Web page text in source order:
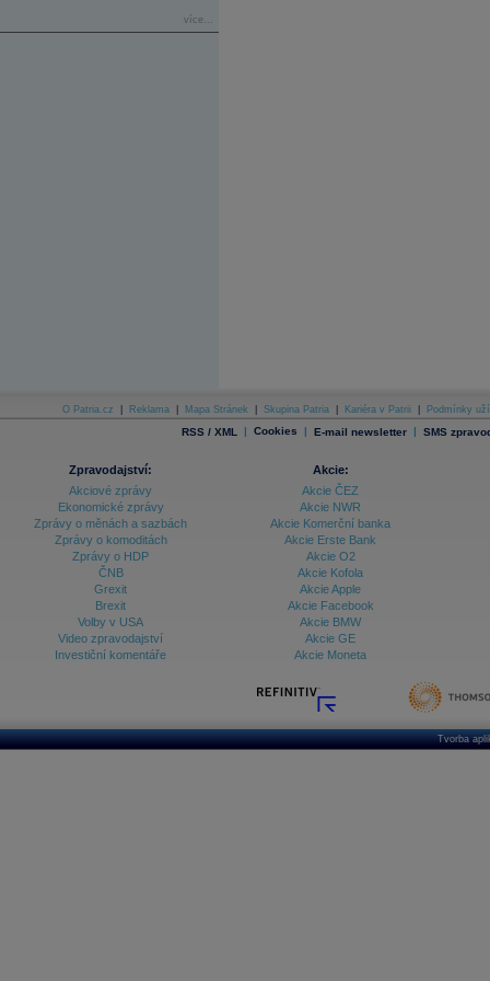
více...
O Patria.cz Reklama Mapa Stránek Skupina Patria Kariéra v Patrii Podmínky
RSS / XML | Cookies | E-mail newsletter | SMS
Zpravodajství:
Akciové zprávy
Ekonomické zprávy
Zprávy o měnách a sazbách
Zprávy o komoditách
Zprávy o HDP
ČNB
Grexit
Brexit
Volby v USA
Video zpravodajství
Investiční komentáře
Akcie:
Akcie ČEZ
Akcie NWR
Akcie Komerční banka
Akcie Erste Bank
Akcie O2
Akcie Kofola
Akcie Apple
Akcie Facebook
Akcie BMW
Akcie GE
Akcie Moneta
Tvorba